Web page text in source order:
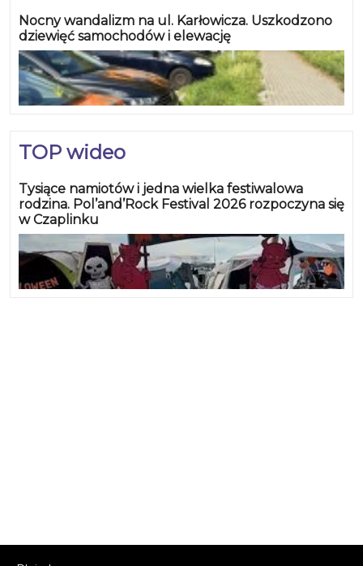
Nocny wandalizm na ul. Karłowicza. Uszkodzono
dziewięć samochodów i elewację
TOP wideo
Tysiące namiotów i jedna wielka festiwalowa
rodzina. Pol’and’Rock Festival 2026 rozpoczyna się
w Czaplinku